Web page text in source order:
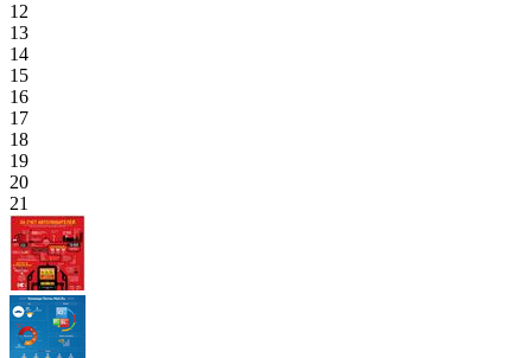
12
13
14
15
16
17
18
19
20
21